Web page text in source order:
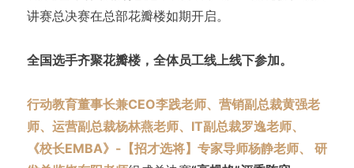
讲赛总决赛在总部花瓣楼如期开启。
全国选手齐聚花瓣楼，全体员工线上线下参加。
行动教育董事长兼CEO李践老师、营销副总裁黄强老
师、运营副总裁杨林燕老师、IT副总裁罗逸老师、
《校长EMBA》-【招才选将】专家导师杨静老师、 研